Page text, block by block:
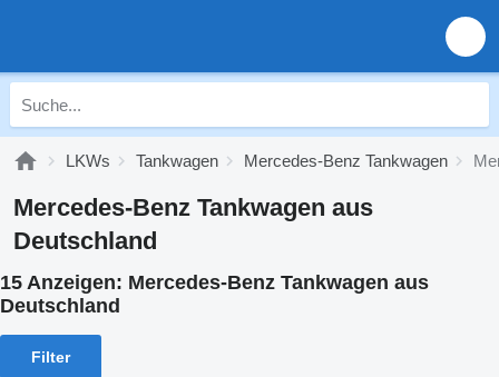
LKWs Tankwagen Mercedes-Benz Tankwagen
Mercedes-Benz Tankwagen aus
Deutschland
15 Anzeigen: Mercedes-Benz Tankwagen aus
Deutschland
Filter